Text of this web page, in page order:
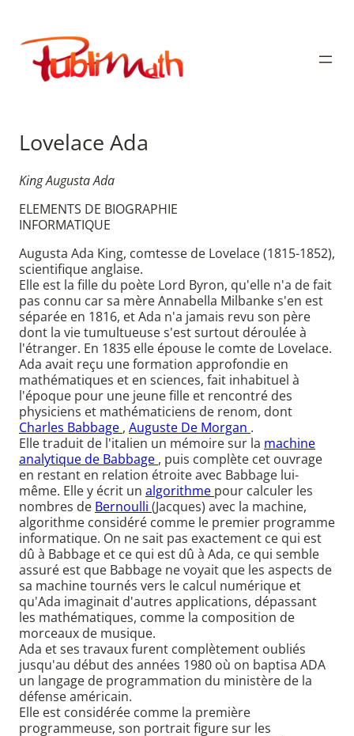
contenu
Publimath
Lovelace Ada
King Augusta Ada
ELEMENTS DE BIOGRAPHIE
INFORMATIQUE
Augusta Ada King, comtesse de Lovelace (1815-1852),
scientifique anglaise.
Elle est la fille du poète Lord Byron, qu'elle n'a de fait
pas connu car sa mère Annabella Milbanke s'en est
séparée en 1816, et Ada n'a jamais revu son père
dont la vie tumultueuse s'est surtout déroulée à
l'étranger. En 1835 elle épouse le comte de Lovelace.
Ada avait reçu une formation approfondie en
mathématiques et en sciences, fait inhabituel à
l'époque pour une jeune fille et rencontré des
physiciens et mathématiciens de renom, dont
Charles Babbage , Auguste De Morgan .
Elle traduit de l'italien un mémoire sur la machine
analytique de Babbage , puis complète cet ouvrage
en restant en relation étroite avec Babbage lui-
même. Elle y écrit un algorithme pour calculer les
nombres de Bernoulli (Jacques) avec la machine,
algorithme considéré comme le premier programme
informatique. On ne sait pas exactement ce qui est
dû à Babbage et ce qui est dû à Ada, ce qui semble
assuré est que Babbage ne voyait que les aspects de
sa machine tournés vers le calcul numérique et
qu'Ada imaginait d'autres applications, dépassant
les mathématiques, comme la composition de
morceaux de musique.
Ada et ses travaux furent complètement oubliés
jusqu'au début des années 1980 où on baptisa ADA
un langage de programmation du ministère de la
défense américain.
Elle est considérée comme la première
programmeuse, son portrait figure sur les